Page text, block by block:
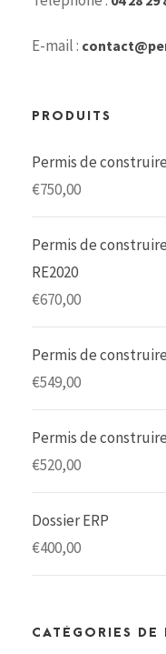
E-mail :
PRODUITS
Permis de construire
€750,00
Permis de
RE2020
€670,00
Permis de
€549,00
Permis de construire
€520,00
Dossier ERP
€400,00
CATÉGORIES DE